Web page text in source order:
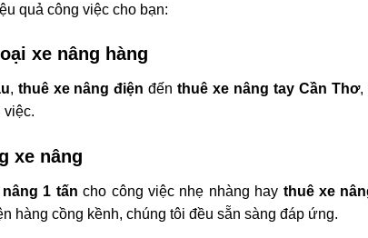
quả công việc cho bạn:
xe nâng hàng
, thuê xe nâng điệnđếnthuê xe nâng tay Cần Thơ,
việc.
xe nâng
nâng 1 tấncho công việc nhẹ nhàng hay thuê xe
hàng cồng kềnh, chúng tôi đều sẵn sàng đáp ứng.